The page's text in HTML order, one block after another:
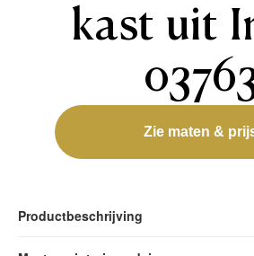
kast uit
Zie maten &
Productbeschrijving